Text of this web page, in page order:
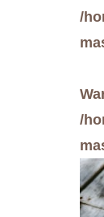
/
/